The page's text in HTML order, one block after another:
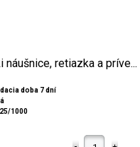
retiazka a príve...
doba 7 dní
1000